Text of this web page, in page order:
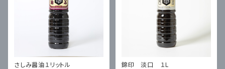
さしみ醤油１リットル 錦印 淡口 １L